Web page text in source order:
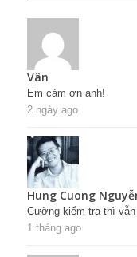
Vân
Em cảm ơn anh!
2 ngày ago
Hung Cuong
Cường kiểm tra thì
1 tháng ago